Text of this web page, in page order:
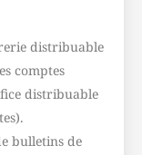
distribuable
comptes
distribuable
bulletins de